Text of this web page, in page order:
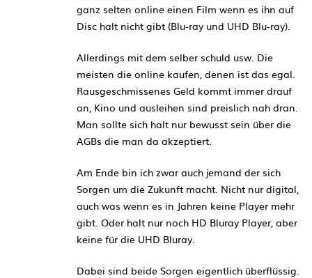
ganz selten online einen Film wenn es ihn auf
Disc halt nicht gibt (Blu-ray und UHD Blu-ray).
Allerdings mit dem selber schuld usw. Die
meisten die online kaufen, denen ist das egal.
Rausgeschmissenes Geld kommt immer drauf
an, Kino und ausleihen sind preislich nah dran.
Man sollte sich halt nur bewusst sein über die
AGBs die man da akzeptiert.
Am Ende bin ich zwar auch jemand der sich
Sorgen um die Zukunft macht. Nicht nur digital,
auch was wenn es in Jahren keine Player mehr
gibt. Oder halt nur noch HD Bluray Player, aber
keine für die UHD Bluray.
Dabei sind beide Sorgen eigentlich überflüssig.